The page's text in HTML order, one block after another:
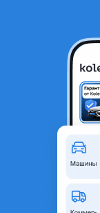
KIA K5 телевизор